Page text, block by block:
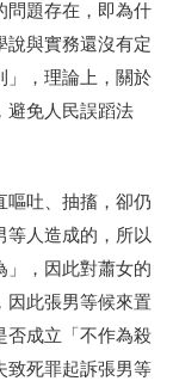
問題存在，即為什
說與實務還沒有定
」，理論上，關於
避免人民誤蹈法
嘔吐、抽搐，卻仍
等人造成的，所以
」，因此對蕭女的
因此張男等候來置
否成立「不作為殺
致死罪起訴張男等